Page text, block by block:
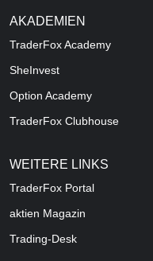
AKADEMIEN
TraderFox Academy
SheInvest
Option Academy
TraderFox Clubhouse
WEITERE LINKS
TraderFox Portal
aktien Magazin
Trading-Desk